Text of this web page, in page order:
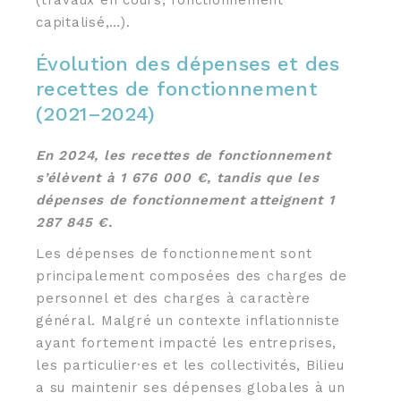
capitalisé,…).
Évolution des dépenses et des
recettes de fonctionnement
(2021–2024)
En 2024, les recettes de fonctionnement
s’élèvent à 1 676 000 €, tandis que les
dépenses de fonctionnement atteignent 1
287 845 €.
Les dépenses de fonctionnement sont
principalement composées des charges de
personnel et des charges à caractère
général. Malgré un contexte inflationniste
ayant fortement impacté les entreprises,
les particulier·es et les collectivités, Bilieu
a su maintenir ses dépenses globales à un